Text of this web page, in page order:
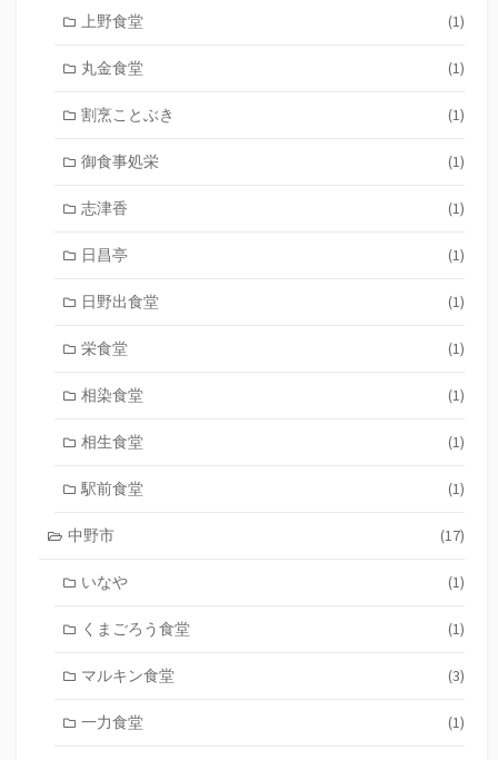
上野食堂 (1)
丸金食堂 (1)
割烹ことぶき (1)
御食事処栄 (1)
志津香 (1)
日昌亭 (1)
日野出食堂 (1)
栄食堂 (1)
相染食堂 (1)
相生食堂 (1)
駅前食堂 (1)
中野市 (17)
いなや (1)
くまごろう食堂 (1)
マルキン食堂 (3)
一力食堂 (1)